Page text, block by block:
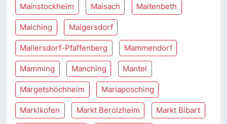
Mainstockheim Maisach Maitenbeth
Malching Malgersdorf
Mallersdorf-Pfaffenberg Mammendorf
Mamming Manching Mantel
Margetshöchheim Mariaposching
Marklkofen Markt Berolzheim Markt Bibart